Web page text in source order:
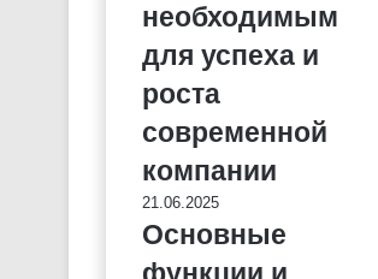
необходимым
для успеха и
роста
современной
компании
21.06.2025
Основные